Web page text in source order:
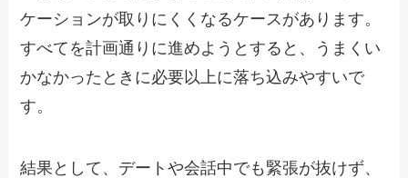
ケーションが取りにくくなるケースがあります。
すべてを計画通りに進めようとすると、うまくい
かなかったときに必要以上に落ち込みやすいで
す。
結果として、デートや会話中でも緊張が抜けず、